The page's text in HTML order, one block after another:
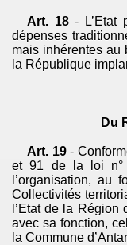
Art. 18- L’Etat
dépenses
mais inhérentes au
la République
Du
Art. 19-
et 91 de la loi n°
l’organisation, au
Collectivités
l’Etat de la Région
avec sa fonction,
la Commune